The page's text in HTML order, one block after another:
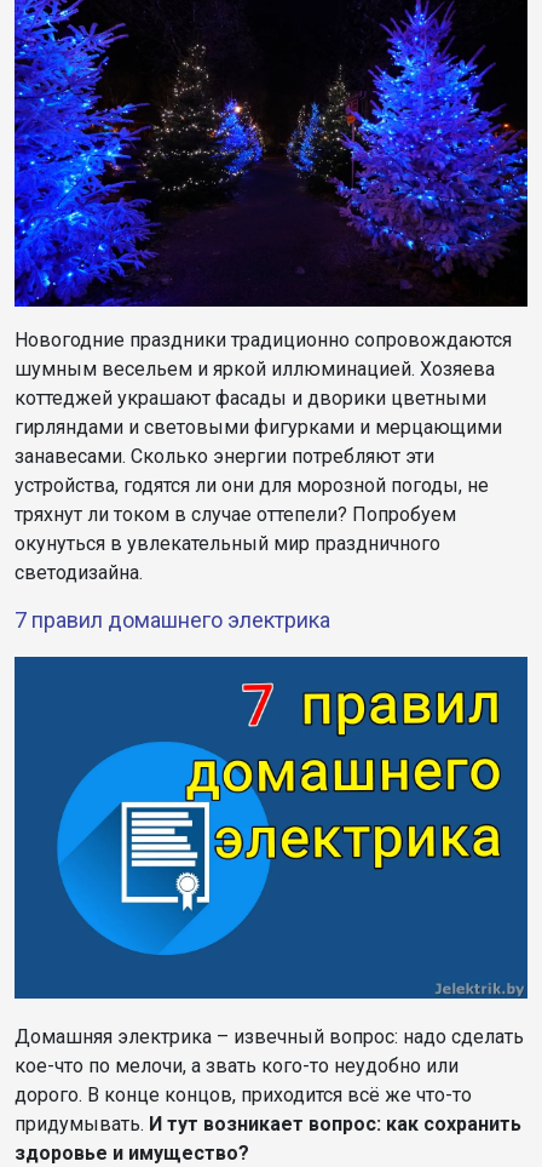
Новогодние праздники традиционно сопровождаются
шумным весельем и яркой иллюминацией. Хозяева
коттеджей украшают фасады и дворики цветными
гирляндами и световыми фигурками и мерцающими
занавесами. Сколько энергии потребляют эти
устройства, годятся ли они для морозной погоды, не
тряхнут ли током в случае оттепели? Попробуем
окунуться в увлекательный мир праздничного
светодизайна.
7 правил домашнего электрика
Домашняя электрика – извечный вопрос: надо сделать
кое-что по мелочи, а звать кого-то неудобно или
дорого. В конце концов, приходится всё же что-то
придумывать. И тут возникает вопрос: как сохранить
здоровье и имущество?